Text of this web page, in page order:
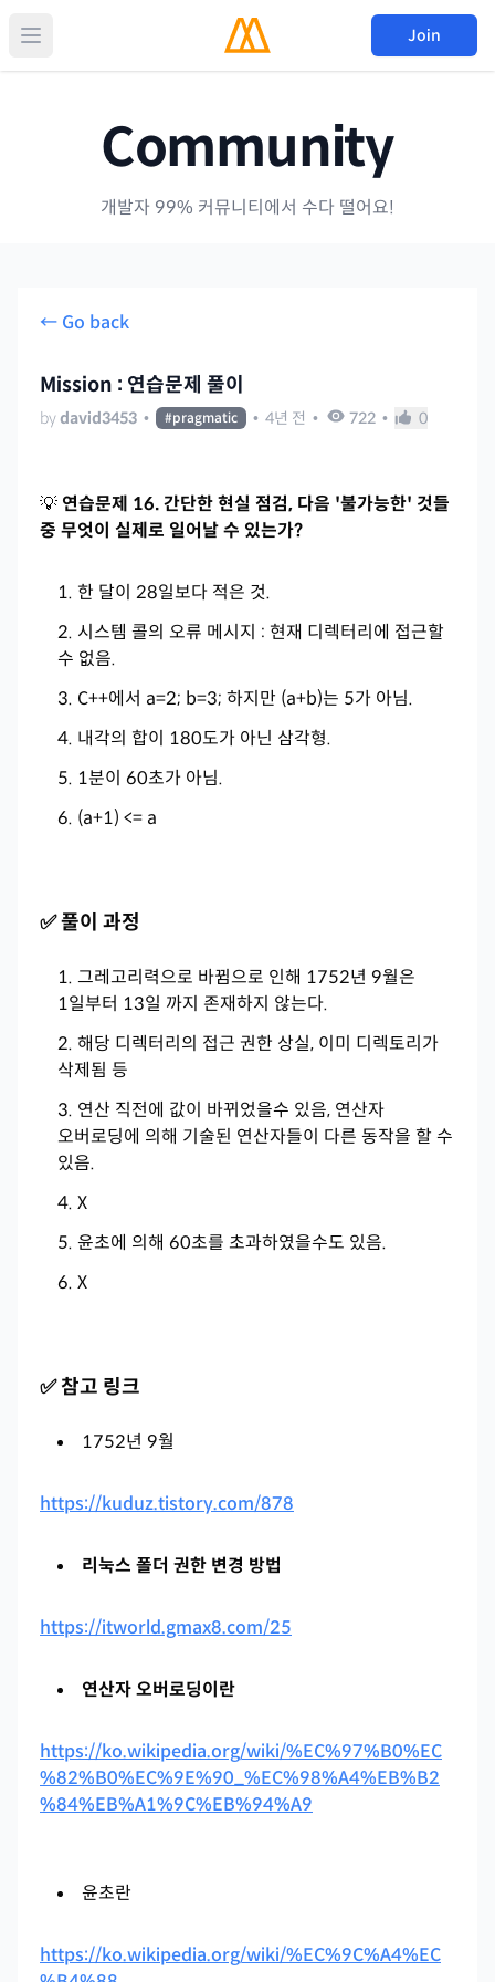
Join
Community
개발자 99% 커뮤니티에서 수다 떨어요!
← Go back
Mission : 연습문제 풀이
bydavid3453 • #pragmatic • 4년 전 • 722 • 0
💡 연습문제 16. 간단한 현실 점검, 다음 '불가능한' 것들
중 무엇이 실제로 일어날 수 있는가?
한 달이 28일보다 적은 것.
시스템 콜의 오류 메시지 : 현재 디렉터리에 접근할
수 없음.
C++에서 a=2; b=3; 하지만 (a+b)는 5가 아님.
내각의 합이 180도가 아닌 삼각형.
1분이 60초가 아님.
(a+1) <= a
✅ 풀이 과정
그레고리력으로 바뀜으로 인해 1752년 9월은
1일부터 13일 까지 존재하지 않는다.
해당 디렉터리의 접근 권한 상실, 이미 디렉토리가
삭제됨 등
연산 직전에 값이 바뀌었을수 있음, 연산자
오버로딩에 의해 기술된 연산자들이 다른 동작을 할 수
있음.
X
윤초에 의해 60초를 초과하였을수도 있음.
X
✅ 참고 링크
1752년 9월
https://kuduz.tistory.com/878
리눅스 폴더 권한 변경 방법
https://itworld.gmax8.com/25
연산자 오버로딩이란
https://ko.wikipedia.org/wiki/%EC%97%B0%EC
%82%B0%EC%9E%90_%EC%98%A4%EB%B2
%84%EB%A1%9C%EB%94%A9
윤초란
https://ko.wikipedia.org/wiki/%EC%9C%A4%EC